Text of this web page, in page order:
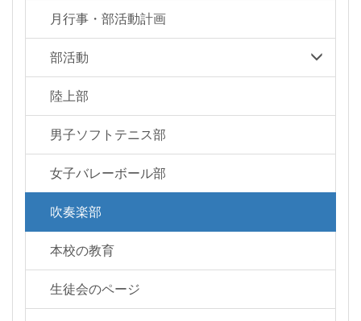
月行事・部活動計画
部活動
陸上部
男子ソフトテニス部
女子バレーボール部
吹奏楽部
本校の教育
生徒会のページ